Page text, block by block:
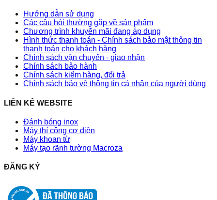
Hướng dẫn sử dụng
Các câu hỏi thường gặp về sản phẩm
Chương trình khuyến mãi đang áp dụng
Hình thức thanh toán - Chính sách bảo mật thông tin
thanh toán cho khách hàng
Chính sách vận chuyển - giao nhận
Chính sách bảo hành
Chính sách kiểm hàng, đổi trả
Chính sách bảo vệ thông tin cá nhân của người dùng
LIÊN KẾ WEBSITE
Đánh bóng inox
Máy thí công cơ điện
Máy khoan từ
Máy tạo rãnh tường Macroza
ĐĂNG KÝ